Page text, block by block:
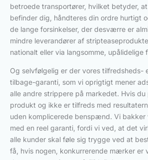
betroede transportører, hvilket betyder,
befinder dig, håndteres din ordre hurtigt
de lange forsinkelser, der desværre er
mindre leverandører af
nationalt eller via langsomme, upålidelige
Og selvfølgelig er der vores tilfredsheds-
tilbage-garanti, som vi oprigtigt mener
alle andre strippere på markedet. Hvis du
produkt og ikke er tilfreds med
uden komplicerede benspænd. Vi bakker
med en reel garanti, fordi vi ved, at det
alle kunder skal føle sig trygge ved at
få, hvis nogen, konkurrerende mærker er